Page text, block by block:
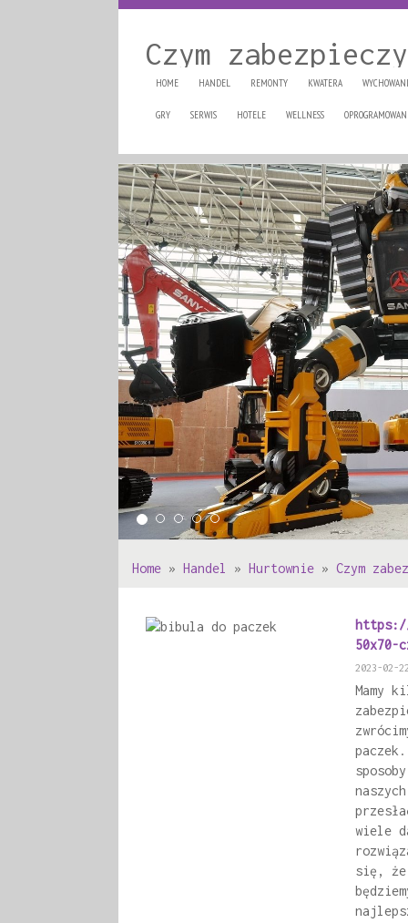
Czym
HOME HANDEL REMONTY KWATERA
GRY SERWIS HOTELE WELLNESS
Home » Handel » Hurtownie » Czym
50x70-
2023-02-
Mamy
wiele
się,